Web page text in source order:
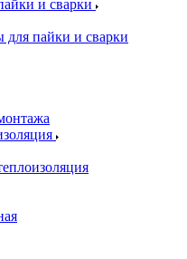
и сварки
для пайки и сварки